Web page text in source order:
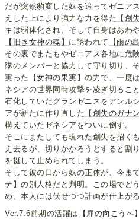
だが突然豹変した奴を追ってゼニア
えした上により強力な力を得た 【創
キは弱体化され、そして自身はあわ
【旧き女神の魂】 に誘われて 【雨の
その裏でまたもやゼニアス各地に危
隊のメンバーと協力して守り切り、
実った
【女神の果実】の力で、一度
ネシアの世界同時攻撃を凌ぎ切るこ
石化していたグランゼニスをアンル
アが新たに作り直した 【創失のガナ
構えていたゼネシアをついに倒す。
そこにまたしても現れた創失を招く
え去るが、切りかかろうとすると割
を挺して止められてしまう。
そして彼の口から奴の正体が、今ま
テ】の別人格だと判明。この場でど
め、本人には伏せつつ計画が仕上が
Ver.7.6前期の活躍は
【扉の向こうへ】